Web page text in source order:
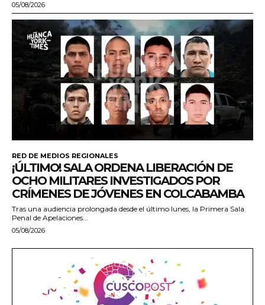
05/08/2026
RED DE MEDIOS REGIONALES
¡ÚLTIMO! SALA ORDENA LIBERACIÓN DE
OCHO MILITARES INVESTIGADOS POR
CRÍMENES DE JÓVENES EN COLCABAMBA
Tras una audiencia prolongada desde el último lunes, la Primera Sala
Penal de Apelaciones...
05/08/2026